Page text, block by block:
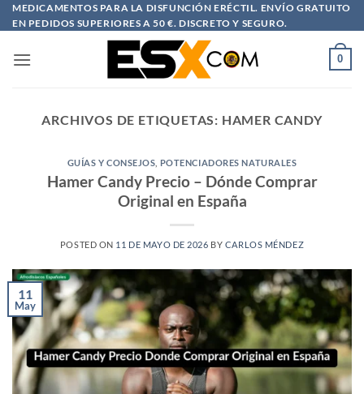
Saltar
al
MEDICAMENTOS PARA LA DISFUNCIÓN ERÉCTIL. ENVÍO GRATUITO
EN PEDIDOS SUPERIORES A 50 €. DISCRETO Y SEGURO.
0
ARCHIVOS DE ETIQUETAS: HAMER CANDY
GUÍAS Y CONSEJOS POTENCIADORES NATURALES
Hamer Candy Precio – Dónde Comprar
Original en España
POSTED ON 11 DE MAYO DE 2026 BY CARLOS MÉNDEZ
11
May